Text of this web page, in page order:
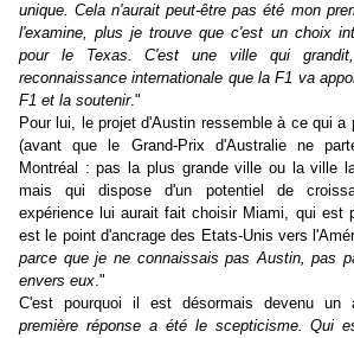
unique. Cela n'aurait peut-être pas été mon
l'examine, plus je trouve que c'est un choix
pour le Texas. C'est une ville qui
reconnaissance internationale que la F1 va
F1 et la soutenir."
Pour lui, le projet d'Austin ressemble à ce qui a
(avant que le Grand-Prix d'Australie ne
Montréal : pas la plus grande ville ou la ville
mais qui dispose d'un potentiel de
expérience lui aurait fait choisir Miami, qui est
est le point d'ancrage des Etats-Unis vers
parce que je ne connaissais pas Austin, pas
envers eux."
C'est pourquoi il est désormais devenu
première réponse a été le scepticisme. Qui